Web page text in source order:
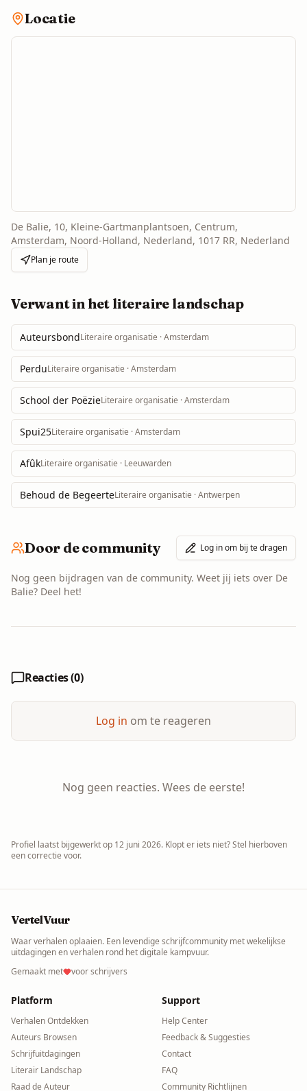
Locatie
De Balie, 10, Kleine-Gartmanplantsoen, Centrum,
Amsterdam, Noord-Holland, Nederland, 1017 RR, Nederland
Plan je route
Verwant in het literaire landschap
AuteursbondLiteraire organisatie · Amsterdam
PerduLiteraire organisatie · Amsterdam
School der PoëzieLiteraire organisatie · Amsterdam
Spui25Literaire organisatie · Amsterdam
AfûkLiteraire organisatie · Leeuwarden
Behoud de BegeerteLiteraire organisatie · Antwerpen
Door de community Log in om bij te dragen
Nog geen bijdragen van de community. Weet jij iets over De
Balie? Deel het!
Reacties (0)
Log in om te reageren
Nog geen reacties. Wees de eerste!
Profiel laatst bijgewerkt op 12 juni 2026. Klopt er iets niet? Stel hierboven
een correctie voor.
VertelVuur
Waar verhalen oplaaien. Een levendige schrijfcommunity met wekelijkse
uitdagingen en verhalen rond het digitale kampvuur.
Gemaakt met
voor schrijvers
Platform
Verhalen Ontdekken
Auteurs Browsen
Schrijfuitdagingen
Literair Landschap
Raad de Auteur
Support
Help Center
Feedback & Suggesties
Contact
FAQ
Community Richtlijnen